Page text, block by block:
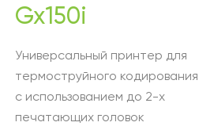
Gx150i
Универсальный принтер для
термоструйного кодирования
с использованием до 2-х
печатающих головок